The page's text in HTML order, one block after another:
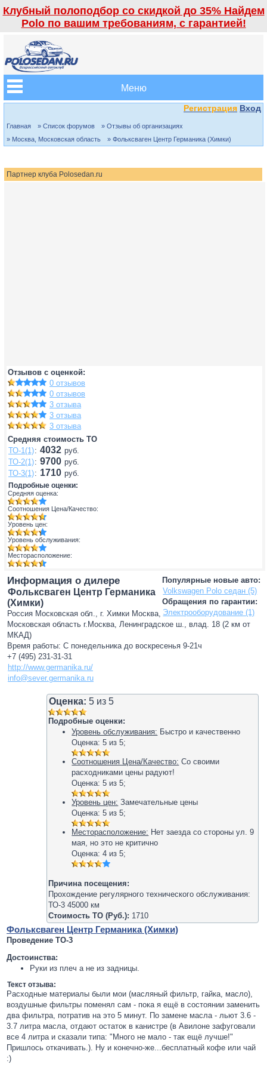
Клубный полоподбор со скидкой до 35% Найдем
Polo по вашим требованиям, с гарантией!
Меню
Регистрация Вход
Главная » Список форумов
» Отзывы об организациях
» Москва, Московская область
» Фольксваген Центр Германика (Химки)
Партнер клуба Polosedan.ru
Отзывов с оценкой:
0 отзывов
0 отзывов
3 отзыва
3 отзыва
3 отзыва
Средняя стоимость ТО
ТО-1(1): 4032 руб.
ТО-2(1): 9700 руб.
ТО-3(1): 1710 руб.
Подробные оценки:
Средняя оценка:
Соотношения Цена/Качество:
Уровень цен:
Уровень обслуживания:
Месторасположение:
Популярные новые авто:
Volkswagen Polo седан (5)
Обращения по гарантии:
Электрооборудование (1)
Информация о дилере
Фольксваген Центр Германика
(Химки)
Россия Московская обл., г. Химки Москва,
Московская область г.Москва, Ленинградское ш., влад. 18 (2 км от
МКАД)
Время работы: С понедельника до воскресенья 9-21ч
+7 (495) 231-31-31
http://www.germanika.ru/
info@sever.germanika.ru
Оценка: 5 из5
Подробные оценки:
Уровень обслуживания: Быстро и качественно
Оценка:5 из5;
Соотношения Цена/Качество: Со своими
расходниками цены радуют!
Оценка:5 из5;
Уровень цен: Замечательные цены
Оценка:5 из5;
Месторасположение: Нет заезда со стороны ул. 9
мая, но это не критично
Оценка:4 из5;
Причина посещения:
Прохождение регулярного технического обслуживания:
ТО-3 45000 км
Стоимость ТО (Руб.): 1710
Фольксваген Центр Германика (Химки)
Проведение ТО-3
Достоинства:
Руки из плеч а не из задницы.
Текст отзыва:
Расходные материалы были мои (масляный фильтр, гайка, масло),
воздушные фильтры поменял сам - пока я ещё в состоянии заменить
два фильтра, потратив на это 5 минут. По замене масла - льют 3.6 -
3.7 литра масла, отдают остаток в канистре (в Авилоне зафуговали
все 4 литра и сказали типа: "Много не мало - так ещё лучше!"
Пришлось откачивать.). Ну и конечно-же...бесплатный кофе или чай
:)